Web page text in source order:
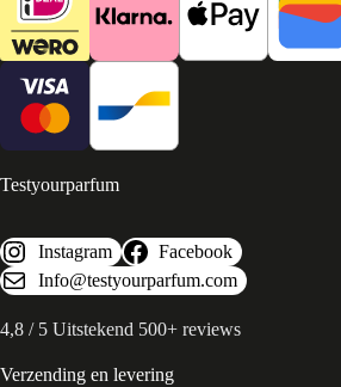
Testyourparfum
Instagram
Facebook
Info@testyourparfum.com
4,8 / 5 Uitstekend 500+ reviews
Verzending en levering